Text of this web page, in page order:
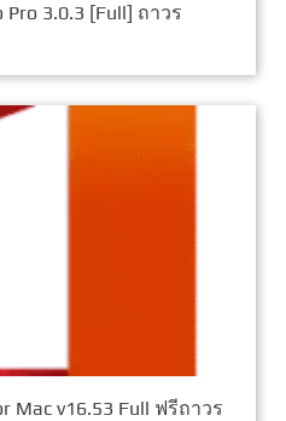
3.0.3 [Full] ถาวร
Mac v16.53 Full ฟรีถาวร